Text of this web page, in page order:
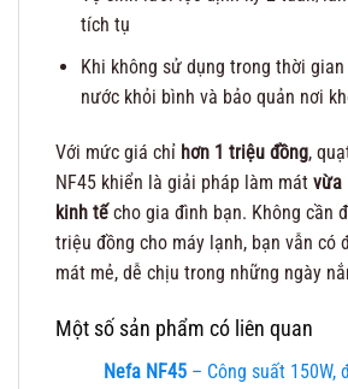
tích tụ
Khi không sử dụng trong thời
nước khỏi bình và bảo quản nơi
Với mức giá chỉ hơn 1 triệu đồng,
NF45 khiển là giải pháp làm mát vừa
kinh tếcho gia đình bạn. Không cần
triệu đồng cho máy lạnh, bạn vẫn có
mát mẻ, dễ chịu trong những ngày
Một số sản phẩm có liên quan
Nefa NF45 – Công suất 150W,